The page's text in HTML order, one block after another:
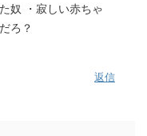
奴 ・寂しい赤ちゃ
ろ？
返信